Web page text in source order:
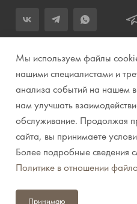
+7 (343) 283-04-11
Заказать звонок
info@prirodazvuka.ru
620144, г. Екатеринбург, ул.
«Весенний», 2 этаж,
© 2007-2026 Компания
Видео. Комплексные
инструменты
Мы используем файлы
нашими специалистами и
анализа событий на нашем
нам улучшать
обслуживание. Продолжая
сайта, вы принимаете
Более подробные сведения
Политике в отношении
Принимаю